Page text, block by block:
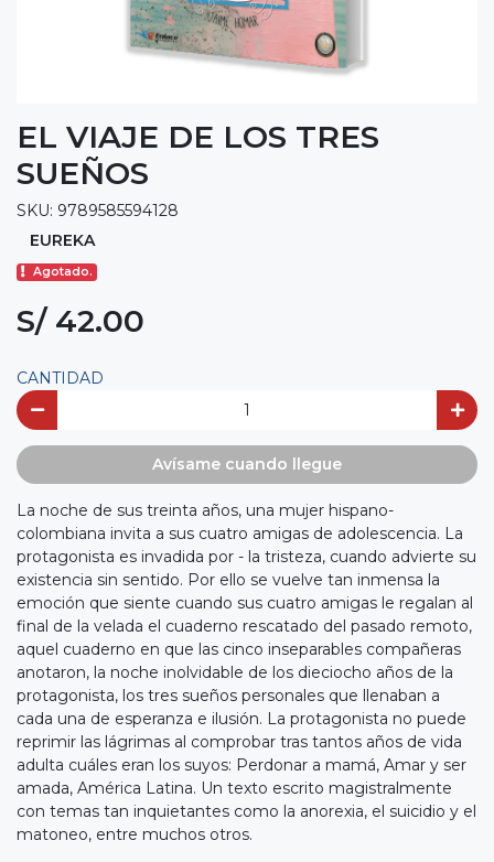
EL VIAJE DE LOS TRES
SUEÑOS
SKU: 9789585594128
EUREKA
Agotado.
S/ 42.00
CANTIDAD
Avísame cuando llegue
La noche de sus treinta años, una mujer hispano-
colombiana invita a sus cuatro amigas de adolescencia. La
protagonista es invadida por - la tristeza, cuando advierte su
existencia sin sentido. Por ello se vuelve tan inmensa la
emoción que siente cuando sus cuatro amigas le regalan al
final de la velada el cuaderno rescatado del pasado remoto,
aquel cuaderno en que las cinco inseparables compañeras
anotaron, la noche inolvidable de los dieciocho años de la
protagonista, los tres sueños personales que llenaban a
cada una de esperanza e ilusión. La protagonista no puede
reprimir las lágrimas al comprobar tras tantos años de vida
adulta cuáles eran los suyos: Perdonar a mamá, Amar y ser
amada, América Latina. Un texto escrito magistralmente
con temas tan inquietantes como la anorexia, el suicidio y el
matoneo, entre muchos otros.